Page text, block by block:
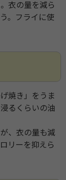
衣の量を減ら
。フライに使
焼き」をうま
るくらいの油
、衣の量も減
リーを抑えら